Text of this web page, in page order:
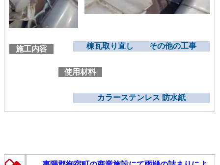
施工内容 棟瓦取り直し その他の工事
使用材料
カラーステンレス 防水紙